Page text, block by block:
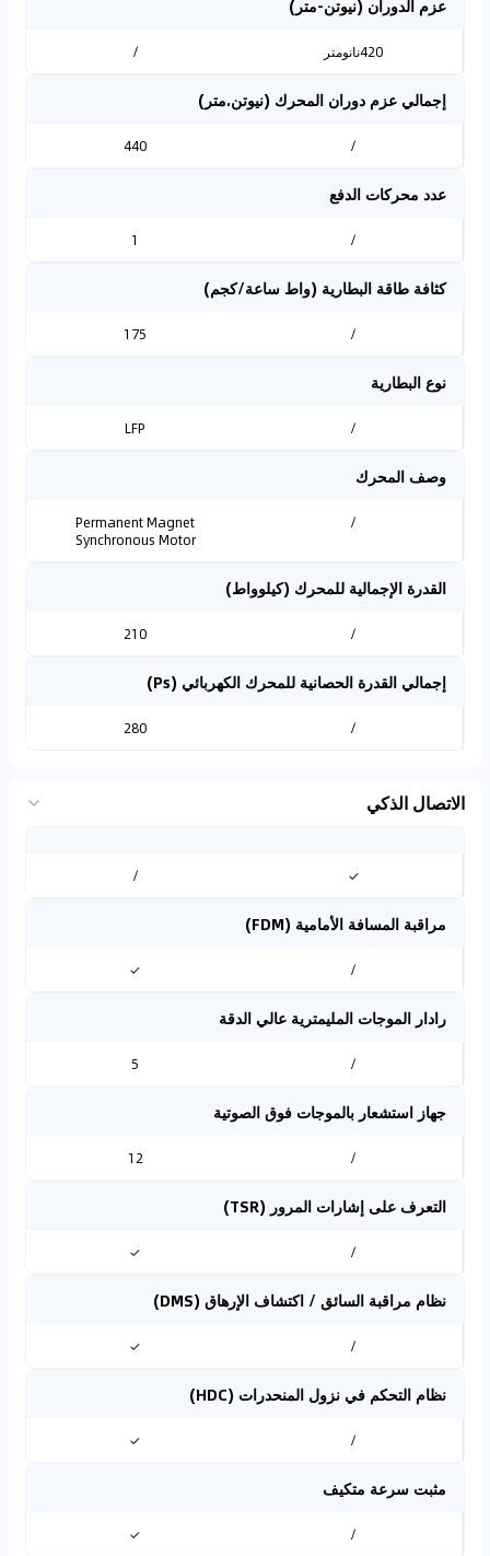
عزم الدوران (نيوتن-متر)
420نانومتر /
إجمالي عزم دوران المحرك (نيوتن.متر)
/
440
عدد محركات الدفع
/
1
كثافة طاقة البطارية (واط ساعة/كجم)
/
175
نوع البطارية
/
LFP
وصف المحرك
/
Permanent Magnet
Synchronous Motor
القدرة الإجمالية للمحرك (كيلوواط)
/
210
إجمالي القدرة الحصانية للمحرك الكهربائي (Ps)
/
280
الاتصال الذكي
✓
/
مراقبة المسافة الأمامية (FDM)
/
✓
رادار الموجات المليمترية عالي الدقة
/
5
جهاز استشعار بالموجات فوق الصوتية
/
12
التعرف على إشارات المرور (TSR)
/
✓
نظام مراقبة السائق / اكتشاف الإرهاق (DMS)
/
✓
نظام التحكم في نزول المنحدرات (HDC)
/
✓
مثبت سرعة متكيف
/
✓